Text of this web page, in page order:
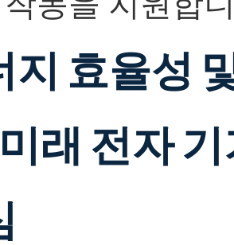
지 효율성
래 전자